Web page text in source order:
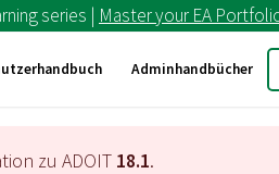
series | Master your EA
Adminhandbücher
zu ADOIT 18.1.